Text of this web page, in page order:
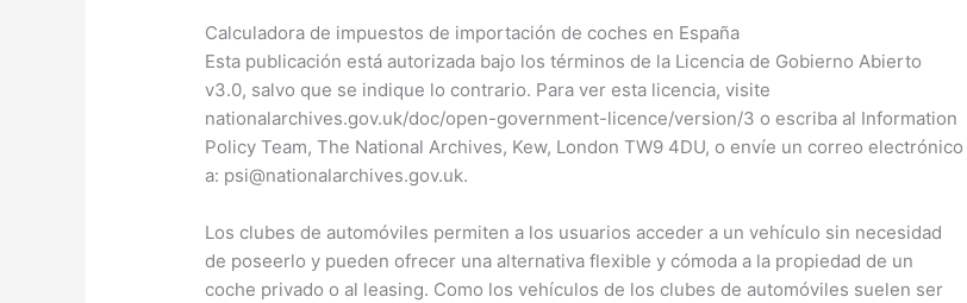
Calculadora de impuestos de importación de coches en España
Esta publicación está autorizada bajo los términos de la Licencia de Gobierno Abierto
v3.0, salvo que se indique lo contrario. Para ver esta licencia, visite
nationalarchives.gov.uk/doc/open-government-licence/version/3 o escriba al Information
Policy Team, The National Archives, Kew, London TW9 4DU, o envíe un correo electrónico
a: psi@nationalarchives.gov.uk.
Los clubes de automóviles permiten a los usuarios acceder a un vehículo sin necesidad
de poseerlo y pueden ofrecer una alternativa flexible y cómoda a la propiedad de un
coche privado o al leasing. Como los vehículos de los clubes de automóviles suelen ser